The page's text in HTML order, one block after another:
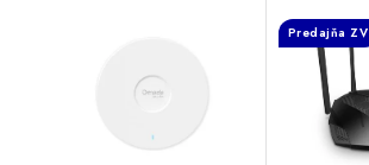
Predajňa ZV